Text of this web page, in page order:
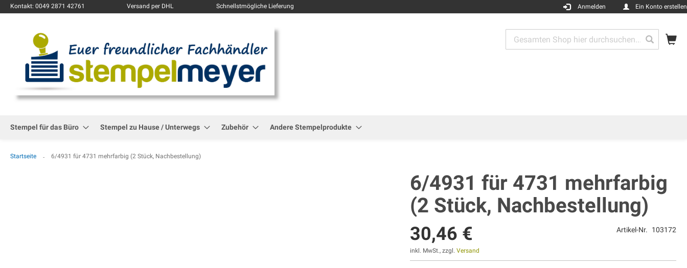
Kontakt: 0049 2871 42761 Versand per DHL Schnellstmögliche Lieferung Anmelden Ein Konto erstellen
Search
Stempel für das Büro Stempel zu Hause / Unterwegs Zubehör Andere Stempelprodukte
Startseite 6/4931 für 4731 mehrfarbig (2 Stück, Nachbestellung)
6/4931 für 4731 mehrfarbig
(2 Stück, Nachbestellung)
30,46 €
inkl. MwSt., zzgl.Versand
Artikel-Nr. 103172